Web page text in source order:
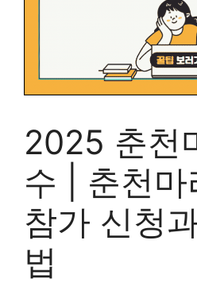
2025 춘천
수 | 춘천마
참가 신청
법